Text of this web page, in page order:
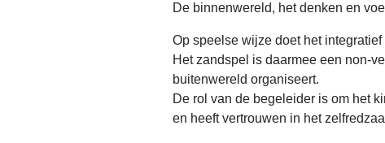
De binnenwereld, het denken en
Op speelse wijze doet het
Het zandspel is daarmee een non-
buitenwereld organiseert.
De rol van de begeleider is om het
en heeft vertrouwen in het